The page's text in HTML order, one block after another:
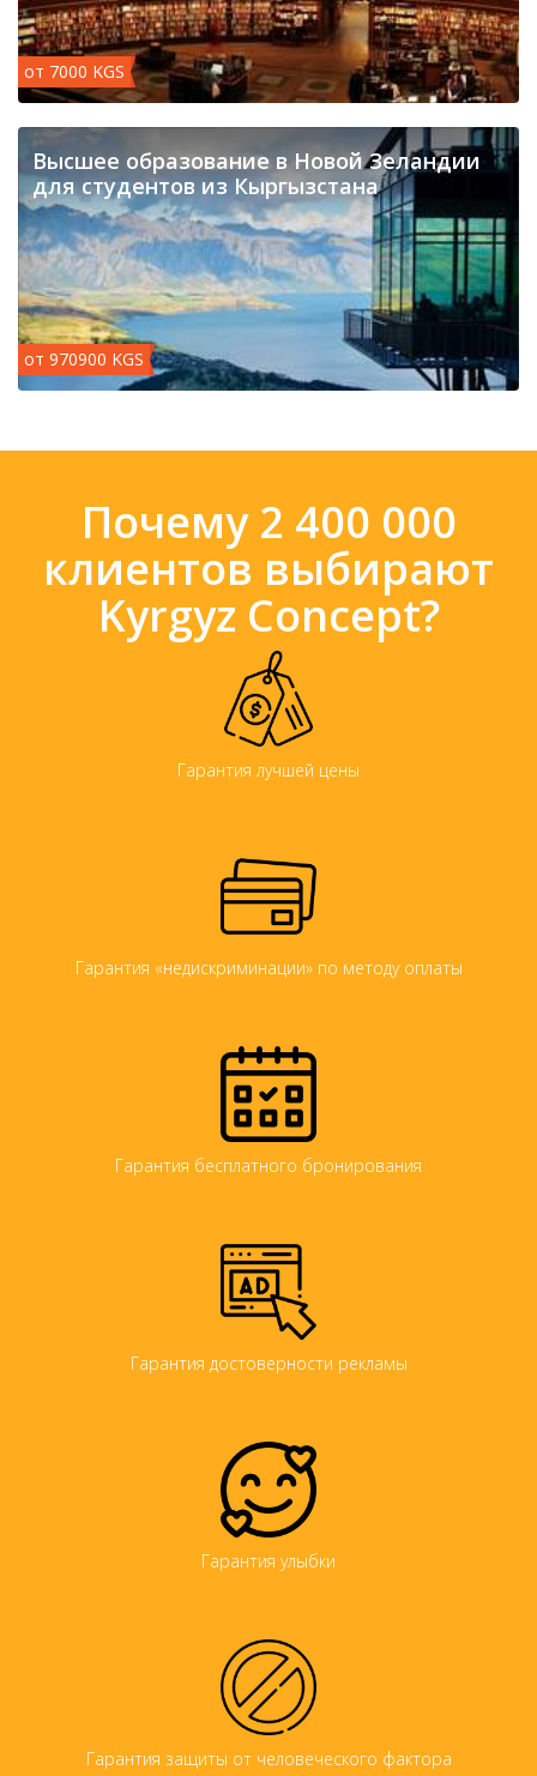
от 7000 KGS
​Высшее образование в Новой Зеландии
для студентов из Кыргызстана
от 970900 KGS
Почему 2 400 000
клиентов выбирают
Kyrgyz Concept?
Гарантия лучшей цены
Гарантия «недискриминации» по методу оплаты
Гарантия бесплатного бронирования
Гарантия достоверности рекламы
Гарантия улыбки
Гарантия защиты от человеческого фактора